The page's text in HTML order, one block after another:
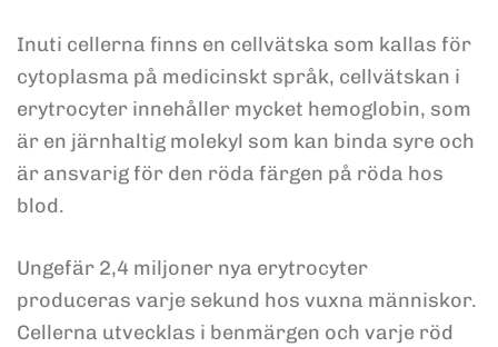
Inuti cellerna finns en cellvätska som kallas för
cytoplasma på medicinskt språk, cellvätskan i
erytrocyter innehåller mycket hemoglobin, som
är en järnhaltig molekyl som kan binda syre och
är ansvarig för den röda färgen på röda hos
blod.
Ungefär 2,4 miljoner nya erytrocyter
produceras varje sekund hos vuxna människor.
Cellerna utvecklas i benmärgen och varje röd